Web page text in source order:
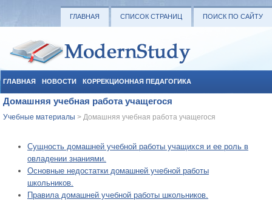
ГЛАВНАЯ СПИСОК СТРАНИЦ ПОИСК ПО САЙТУ
ГЛАВНАЯ НОВОСТИ КОРРЕКЦИОННАЯ ПЕДАГОГИКА
СОЦИАЛЬНАЯ ПЕДАГОГИКА УЧЕБНЫЕ МАТЕРИАЛЫ
Домашняя учебная работа учащегося
Учебные материалы > Домашняя учебная работа учащегося
Сущность домашней учебной работы учащихся и ее роль в
овладении знаниями.
Основные недостатки домашней учебной работы
школьников.
Правила домашней учебной работы школьников.